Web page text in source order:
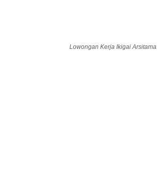
Lowongan Kerja Ikigai Arsitama